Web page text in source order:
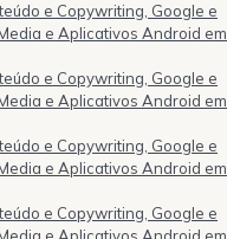
e Copywriting, Google e
e Aplicativos Android em
e Copywriting, Google e
e Aplicativos Android em
e Copywriting, Google e
e Aplicativos Android em
e Copywriting, Google e